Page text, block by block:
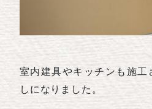
室内建具やキッチンも施工
しになりました。